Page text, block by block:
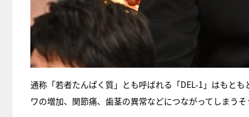
通称「若者たんぱく質」とも呼ばれる「DEL-1」はもと
ワの増加、関節痛、歯茎の異常などにつながってしまうそ